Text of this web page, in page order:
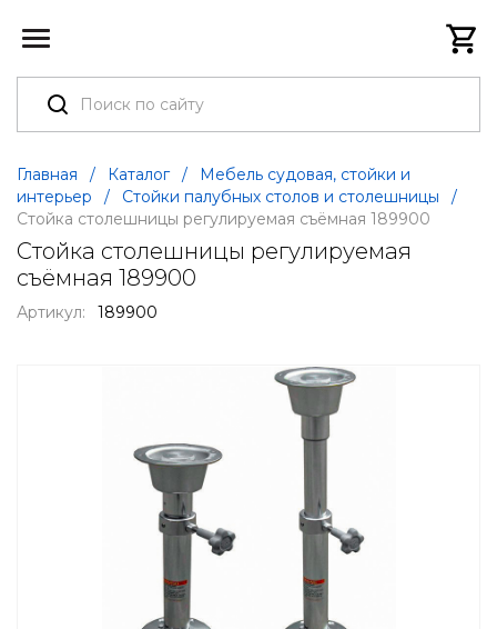
Главная / Каталог /
Мебель судовая, стойки и
интерьер
/ Стойки палубных столов и столешницы
/
Стойка столешницы регулируемая съёмная 189900
Стойка столешницы регулируемая
съёмная 189900
Артикул: 189900